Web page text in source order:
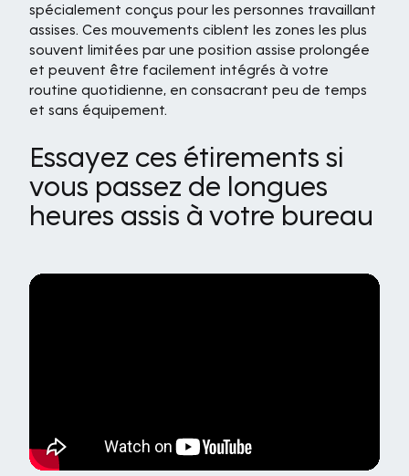
spécialement conçus pour les personnes travaillant
assises. Ces mouvements ciblent les zones les plus
souvent limitées par une position assise prolongée
et peuvent être facilement intégrés à votre
routine quotidienne, en consacrant peu de temps
et sans équipement.
Essayez ces étirements si
vous passez de longues
heures assis à votre bureau